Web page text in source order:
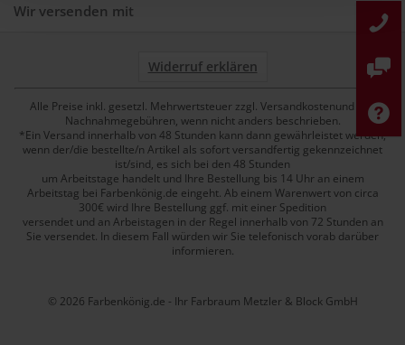
Wir versenden mit
Widerruf erklären
Alle Preise inkl. gesetzl. Mehrwertsteuer zzgl. Versandkostenund ggf.
Nachnahmegebühren, wenn nicht anders beschrieben.
*Ein Versand innerhalb von 48 Stunden kann dann gewährleistet werden,
wenn der/die bestellte/n Artikel als sofort versandfertig gekennzeichnet
ist/sind, es sich bei den 48 Stunden
um Arbeitstage handelt und Ihre Bestellung bis 14 Uhr an einem
Arbeitstag bei Farbenkönig.de eingeht. Ab einem Warenwert von circa
300€ wird Ihre Bestellung ggf. mit einer Spedition
versendet und an Arbeistagen in der Regel innerhalb von 72 Stunden an
Sie versendet. In diesem Fall würden wir Sie telefonisch vorab darüber
informieren.
© 2026 Farbenkönig.de - Ihr Farbraum Metzler & Block GmbH